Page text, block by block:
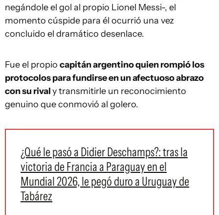
negándole el gol al propio Lionel Messi-, el
momento cúspide para él ocurrió una vez
concluido el dramático desenlace.
Fue el propio capitán argentino quien rompió los
protocolos para fundirse en un afectuoso abrazo
con su rivaly transmitirle un reconocimiento
genuino que conmovió al golero.
¿Qué le pasó a Didier Deschamps?: tras la
victoria de Francia a Paraguay en el
Mundial 2026, le pegó duro a Uruguay de
Tabárez